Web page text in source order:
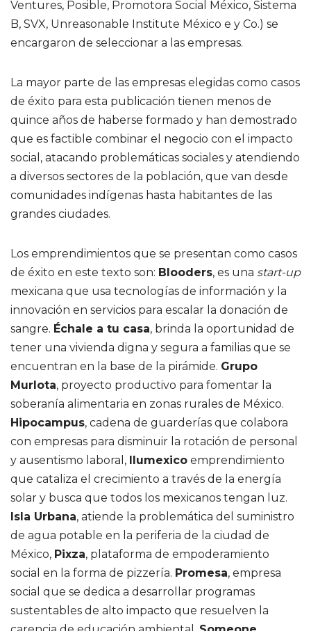
Ventures, Posible, Promotora Social México, Sistema
B, SVX, Unreasonable Institute México e y Co.) se
encargaron de seleccionar a las empresas.
La mayor parte de las empresas elegidas como casos
de éxito para esta publicación tienen menos de
quince años de haberse formado y han demostrado
que es factible combinar el negocio con el impacto
social, atacando problemáticas sociales y atendiendo
a diversos sectores de la población, que van desde
comunidades indígenas hasta habitantes de las
grandes ciudades.
Los emprendimientos que se presentan como casos
de éxito en este texto son: Blooders, es una start-up
mexicana que usa tecnologías de información y la
innovación en servicios para escalar la donación de
sangre. Échale a tu casa, brinda la oportunidad de
tener una vivienda digna y segura a familias que se
encuentran en la base de la pirámide. Grupo
Murlota, proyecto productivo para fomentar la
soberanía alimentaria en zonas rurales de México.
Hipocampus, cadena de guarderías que colabora
con empresas para disminuir la rotación de personal
y ausentismo laboral,
Ilumexico emprendimiento
que cataliza el crecimiento a través de la energía
solar y busca que todos los mexicanos tengan luz.
Isla Urbana, atiende la problemática del suministro
de agua potable en la periferia de la ciudad de
México, Pixza, plataforma de empoderamiento
social en la forma de pizzería. Promesa, empresa
social que se dedica a desarrollar programas
sustentables de alto impacto que resuelven la